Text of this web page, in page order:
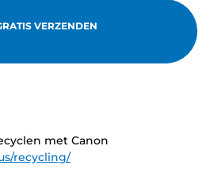
VERZENDEN
met Canon
recycling/